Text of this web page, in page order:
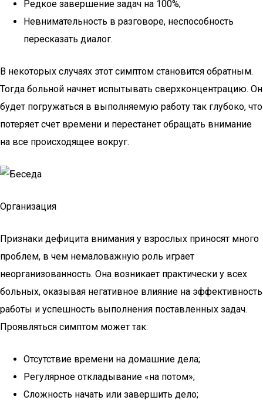
Редкое завершение задач на 100%;
Невнимательность в разговоре, неспособность
пересказать диалог.
В некоторых случаях этот симптом становится обратным.
Тогда больной начнет испытывать сверхконцентрацию. Он
будет погружаться в выполняемую работу так глубоко, что
потеряет счет времени и перестанет обращать внимание
на все происходящее вокруг.
Организация
Признаки дефицита внимания у взрослых приносят много
проблем, в чем немаловажную роль играет
неорганизованность. Она возникает практически у всех
больных, оказывая негативное влияние на эффективность
работы и успешность выполнения поставленных задач.
Проявляться симптом может так:
Отсутствие времени на домашние дела;
Регулярное откладывание «на потом»;
Сложность начать или завершить дело;